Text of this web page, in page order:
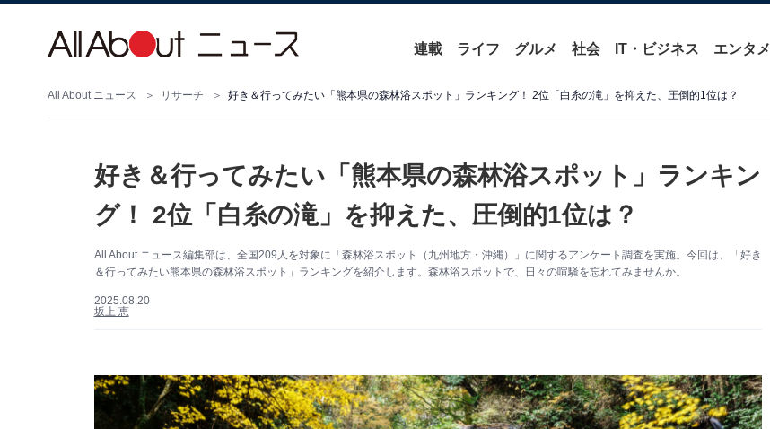
連載 ライフ グルメ 社会 IT・ビジネス エンタメ
All About ニュース リサーチ 好き＆行ってみたい「熊本県の森林浴スポット」ランキング！ 2位「白糸の滝」を抑えた、圧倒的1位は？
好き＆行ってみたい「熊本県の森林浴スポット」ランキン
グ！ 2位「白糸の滝」を抑えた、圧倒的1位は？
All About ニュース編集部は、全国209人を対象に「森林浴スポット（九州地方・沖縄）」に関するアンケート調査を実施。今回は、「好き
＆行ってみたい熊本県の森林浴スポット」ランキングを紹介します。森林浴スポットで、日々の喧騒を忘れてみませんか。
2025.08.20
坂上 恵